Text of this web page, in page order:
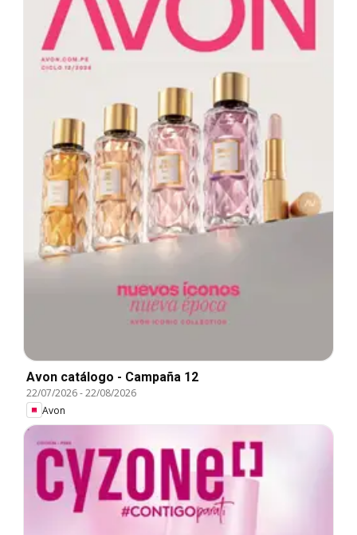
Avon catálogo - Campaña 12
22/07/2026-22/08/2026
Avon